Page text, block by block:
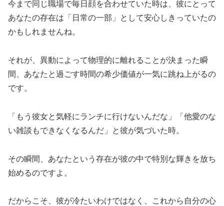
今まで同じ職場で毎日顔を合わせていた時は、彼にとって
あなたの存在は「日常の一部」として安心しきっていたの
かもしれませんね。
それが、異動によって物理的に離れることが決まった瞬
間、あなたと過ごす時間の希少価値が一気に跳ね上がるの
です。
「もう彼女と気軽にランチに行けないんだな」「他愛のな
い雑談もできなくなるんだ」と彼が気づいた時。
その瞬間、あなたという存在が彼の中で特別な輝きを放ち
始めるのですよ。
だからこそ、彼が冷たいわけではなく、これから自分の心